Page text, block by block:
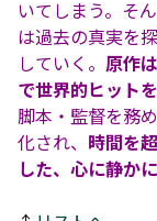
いてしまう。そ
は過去の真実を
していく。 原作
で世界的ヒット
脚本・監督を務
化され、 時間を
した、心に静か